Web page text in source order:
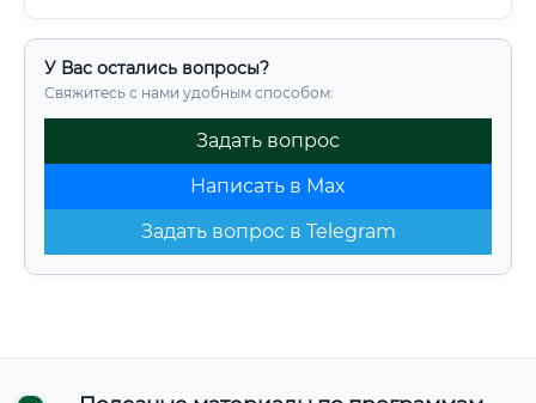
У Вас остались вопросы?
Свяжитесь с нами удобным способом:
Задать вопрос
Написать в Max
Задать вопрос в Telegram